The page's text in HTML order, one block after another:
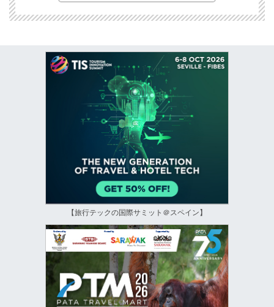
【旅行テックの国際サミット＠スペイン】